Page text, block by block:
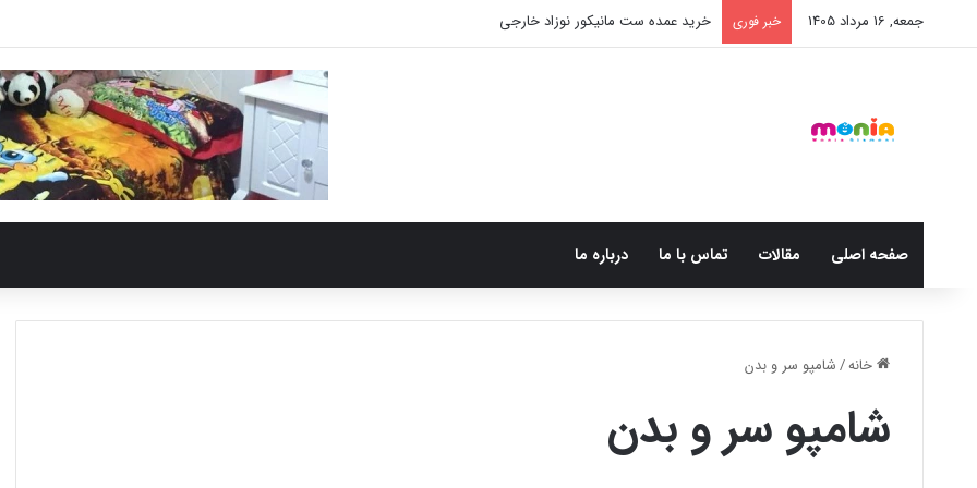
جمعه, 16 مرداد 1405 خبر فوری خرید عمده ست مانیکور نوزاد خارجی
صفحه اصلی مقالات تماس با ما درباره ما
خانه/ شامپو سر و بدن
شامپو سر و بدن